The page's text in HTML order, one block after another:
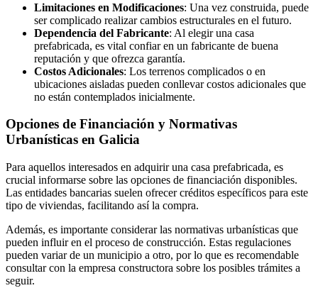
Limitaciones en Modificaciones: Una vez construida, puede
ser complicado realizar cambios estructurales en el futuro.
Dependencia del Fabricante: Al elegir una casa
prefabricada, es vital confiar en un fabricante de buena
reputación y que ofrezca garantía.
Costos Adicionales: Los terrenos complicados o en
ubicaciones aisladas pueden conllevar costos adicionales que
no están contemplados inicialmente.
Opciones de Financiación y Normativas
Urbanísticas en Galicia
Para aquellos interesados en adquirir una casa prefabricada, es
crucial informarse sobre las opciones de financiación disponibles.
Las entidades bancarias suelen ofrecer créditos específicos para este
tipo de viviendas, facilitando así la compra.
Además, es importante considerar las normativas urbanísticas que
pueden influir en el proceso de construcción. Estas regulaciones
pueden variar de un municipio a otro, por lo que es recomendable
consultar con la empresa constructora sobre los posibles trámites a
seguir.